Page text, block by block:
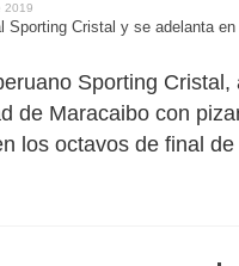
2019
Sporting
de Maracaibo con
los octavos de final de